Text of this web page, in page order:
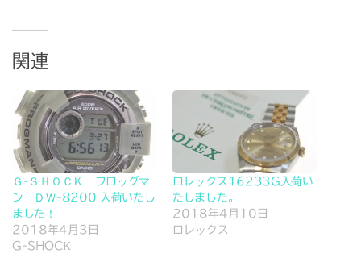
関連
Ｇ-ＳＨＯＣＫ フロッグマ
ン ＤＷ-8200 入荷いたし
ました！
2018年4月3日
G-SHOCK
ロレックス16233G入荷い
たしました。
2018年4月10日
ロレックス